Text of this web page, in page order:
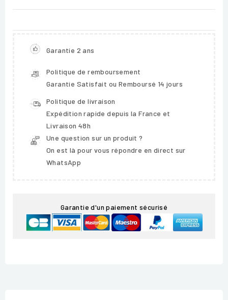
Garantie 2 ans
Politique de remboursement
Garantie Satisfait ou Remboursé 14 jours
Politique de livraison
Expédition rapide depuis la France et
Livraison 48h
Une question sur un produit ?
On est là pour vous répondre en direct sur
WhatsApp
Garantie d'un paiement sécurisé